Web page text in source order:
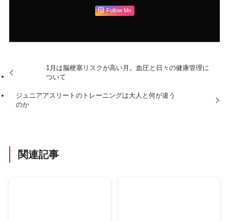
Follow Me
1月は脳梗塞リスクが高い月。血圧と日々の健康管理に
ついて
ジュニアアスリートのトレーニングは大人と何が違う
のか
関連記事